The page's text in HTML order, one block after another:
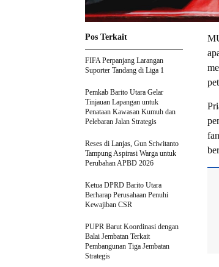
Pos Terkait
FIFA Perpanjang Larangan
Suporter Tandang di Liga 1
Pemkab Barito Utara Gelar
Tinjauan Lapangan untuk
Penataan Kawasan Kumuh dan
Pelebaran Jalan Strategis
Reses di Lanjas, Gun Sriwitanto
Tampung Aspirasi Warga untuk
Perubahan APBD 2026
Ketua DPRD Barito Utara
Berharap Perusahaan Penuhi
Kewajiban CSR
PUPR Barut Koordinasi dengan
Balai Jembatan Terkait
Pembangunan Tiga Jembatan
Strategis